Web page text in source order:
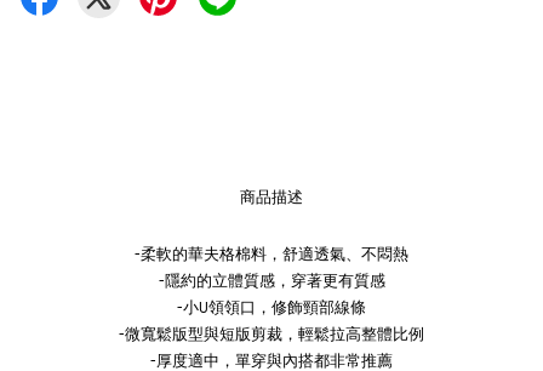
商品描述
-柔軟的華夫格棉料，舒適透氣、不悶熱
-隱約的立體質感，穿著更有質感
-小U領領口，修飾頸部線條
-微寬鬆版型與短版剪裁，輕鬆拉高整體比例
-厚度適中，單穿與內搭都非常推薦